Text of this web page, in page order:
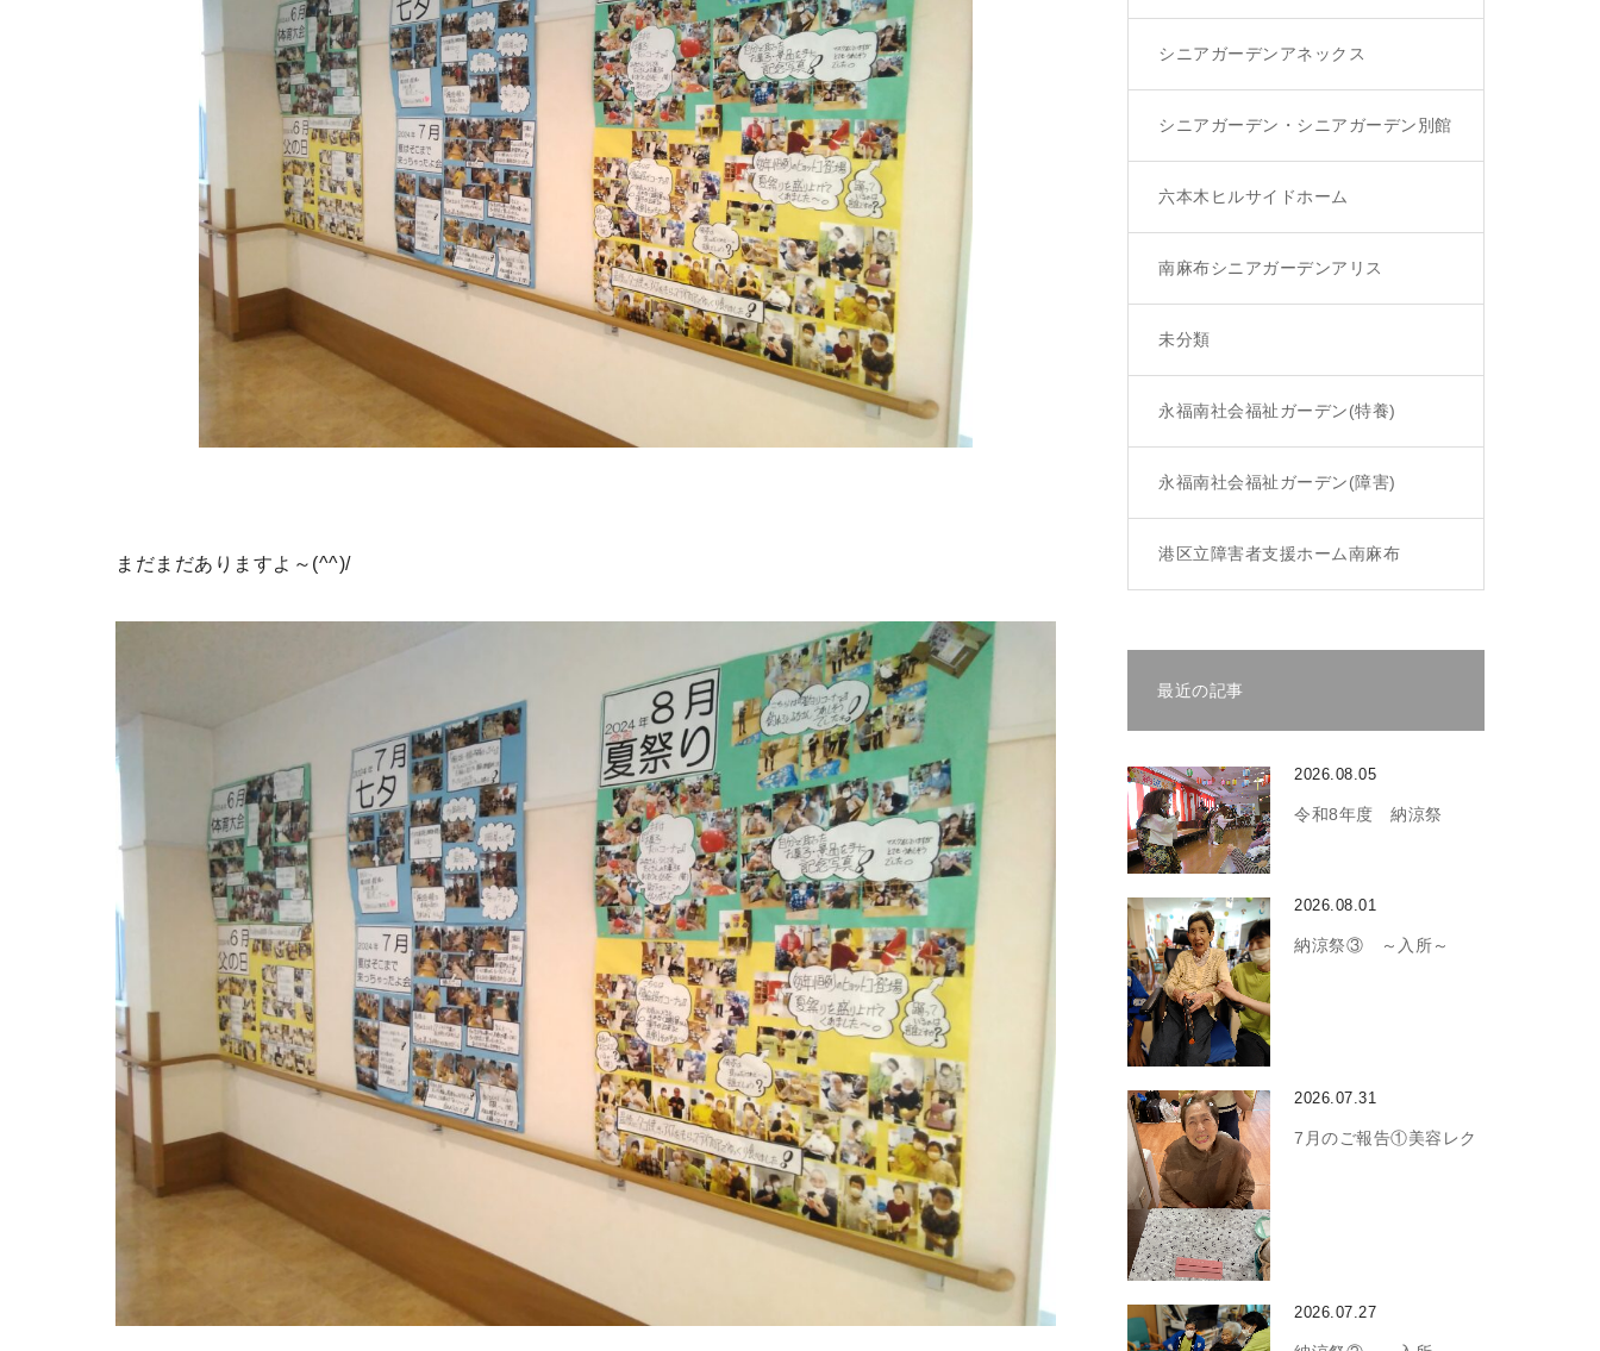
まだまだありますよ～(^^)/
シニアガーデンアネックス
シニアガーデン・シニアガーデン別館
六本木ヒルサイドホーム
南麻布シニアガーデンアリス
未分類
永福南社会福祉ガーデン(特養)
永福南社会福祉ガーデン(障害)
港区立障害者支援ホーム南麻布
最近の記事
2026.08.05
令和8年度 納涼祭
2026.08.01
納涼祭③ ～入所～
2026.07.31
7月のご報告①美容レク
2026.07.27